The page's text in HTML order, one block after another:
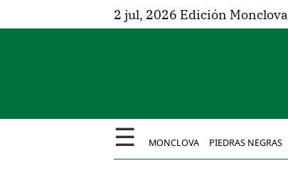
2 jul, 2026 Edición Monclova
☰ MONCLOVA PIEDRAS NEGRAS